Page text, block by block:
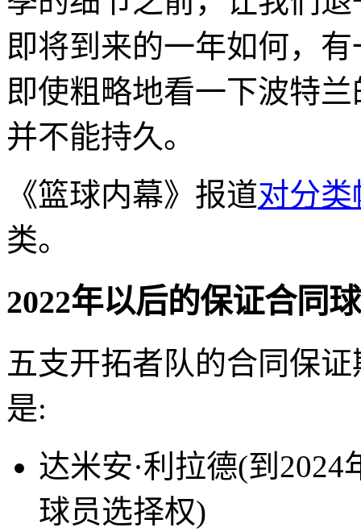
即将到来的一年如何，
即使粗略地看一下波特
并不能持久。
《篮球内幕》报道对分
类。
2022年以后的保证合同
五支开拓者队的合同保
是:
达米安·利拉德(到
球员选择权)